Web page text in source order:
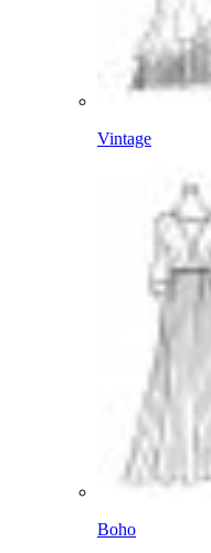
Vintage
Boho